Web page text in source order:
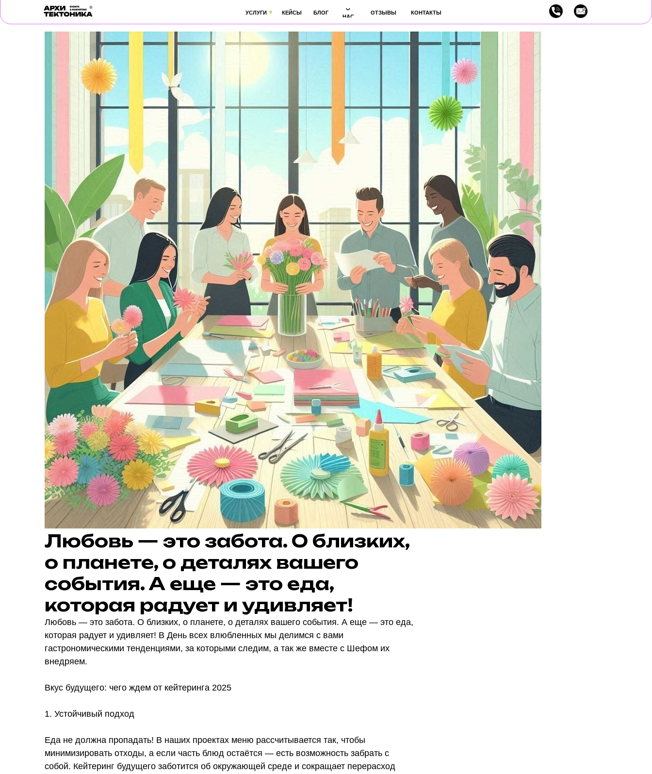
БЛОГ
КЕЙСЫ
НАС
ОТЗЫВЫ КОНТАКТЫ
Для партнеров
Фото и Видеосъемка
Выставки
Любовь — это забота. О близких,
о планете, о деталях вашего
события. А еще — это еда,
которая радует и удивляет!
Любовь — это забота. О близких, о планете, о деталях вашего события. А еще — это еда,
которая радует и удивляет! В День всех влюбленных мы делимся с вами
гастрономическими тенденциями, за которыми следим, а так же вместе с Шефом их
внедряем.
Вкус будущего: чего ждем от кейтеринга 2025
1. Устойчивый подход
Еда не должна пропадать! В наших проектах меню рассчитывается так, чтобы
минимизировать отходы, а если часть блюд остаётся — есть возможность забрать с
собой. Кейтеринг будущего заботится об окружающей среде и сокращает перерасход